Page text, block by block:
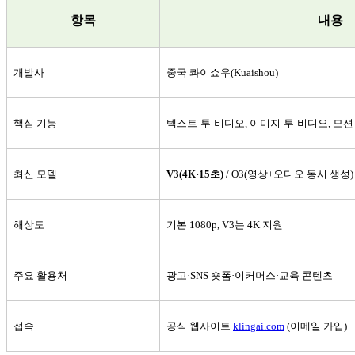
항목 내용
개발사 중국 콰이쇼우(Kuaishou)
핵심 기능 텍스트-투-비디오, 이미지 -투-비디오, 모
최신 모델 V3(4K·15초) / O3(영상+오디오 동시 생성)
해상도 기본 1080p, V3는 4K 지원
주요 활용처 광고·SNS 숏폼·이커머스·교육 콘텐츠
접속 공식 웹사이트 klingai.com (이메일 가입)